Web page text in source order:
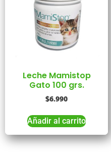
Leche Mamistop
Gato 100 grs.
$6.990
Añadir al carrito